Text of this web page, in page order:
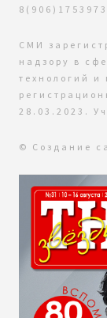
8(906)1753973
СМИ
надзору в
технологий
28.03.2023.
© Создание